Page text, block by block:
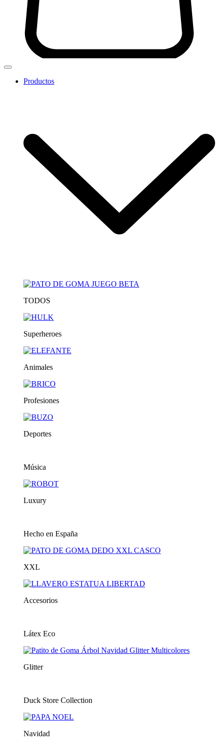
Productos
TODOS
Superheroes
Animales
Profesiones
Deportes
Música
Luxury
Hecho en España
XXL
Accesorios
Látex Eco
Glitter
Duck Store Collection
Navidad